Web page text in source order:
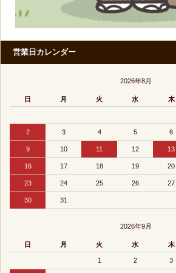
営業日カレンダー
2026年8月
日 月 火 水 木
2 3 4 5 6
9 10 11 12 13
16 17 18 19 20
23 24 25 26 27
30 31
2026年9月
日 月 火 水 木
1 2 3